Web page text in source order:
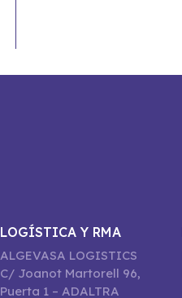
LOGÍSTICA Y RMA
ALGEVASA LOGISTICS
C/ Joanot Martorell 96,
Puerta 1 – ADALTRA